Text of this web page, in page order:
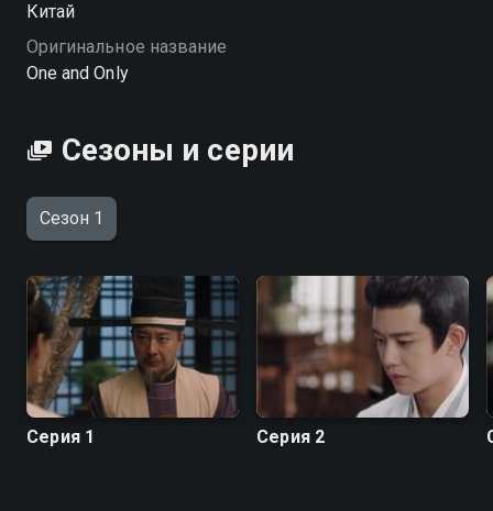
Китай
Оригинальное название
One and Only
Сезоны и серии
Сезон 1
Серия 1 Серия 2